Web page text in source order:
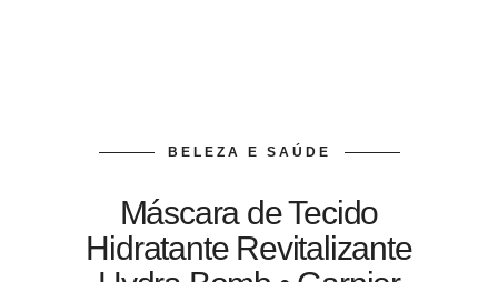
BELEZA E SAÚDE
Máscara de Tecido
Hidratante Revitalizante